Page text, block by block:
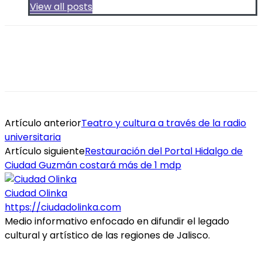
View all posts
Artículo anteriorTeatro y cultura a través de la radio
universitaria
Artículo siguienteRestauración del Portal Hidalgo de
Ciudad Guzmán costará más de 1 mdp
Ciudad Olinka
https://ciudadolinka.com
Medio informativo enfocado en difundir el legado
cultural y artístico de las regiones de Jalisco.